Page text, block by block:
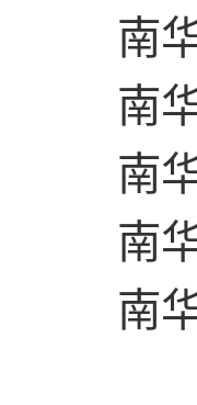
南
南
南
南
南